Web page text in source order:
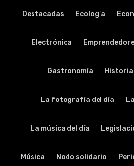
Destacadas Ecología
Electrónica
Gastronomía Historia
La fotografía del día
La música del día
Música Nodo solidario